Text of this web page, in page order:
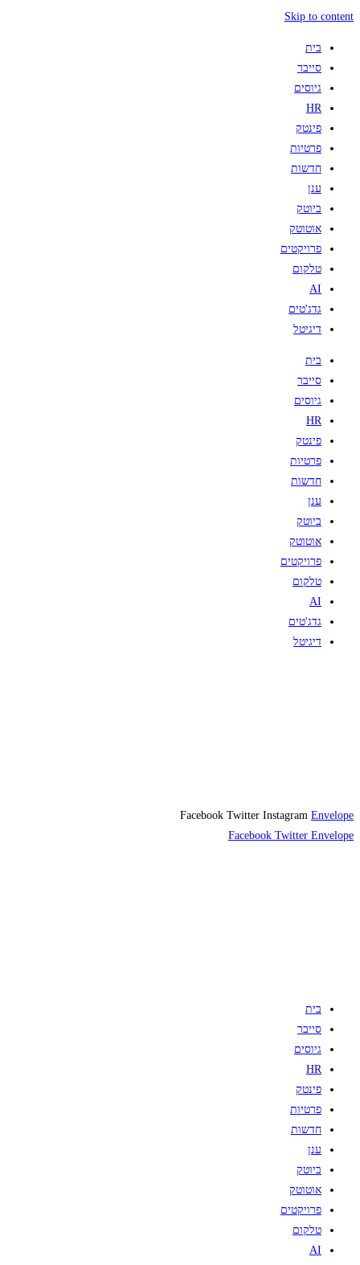
Skip to content
בית
סייבר
גיוסים
HR
פינטק
פרטיות
חדשות
ענן
ביוטק
אוטוטק
פרויקטים
טלקום
AI
גדג'טים
דיגיטל
בית
סייבר
גיוסים
HR
פינטק
פרטיות
חדשות
ענן
ביוטק
אוטוטק
פרויקטים
טלקום
AI
גדג'טים
דיגיטל
Facebook Twitter Instagram Envelope
Facebook Twitter Envelope
בית
סייבר
גיוסים
HR
פינטק
פרטיות
חדשות
ענן
ביוטק
אוטוטק
פרויקטים
טלקום
AI